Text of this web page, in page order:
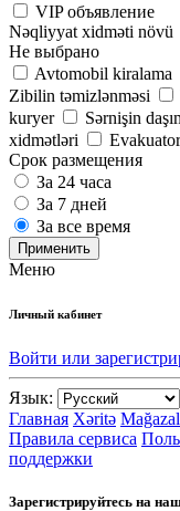
VIP объявление
Nəqliyyat xidməti növü
Не выбрано
Avtomobil kiralama
Zibilin təmizlənməsi
kuryer
Sərnişin
xidmətləri
Срок размещения
За 24 часа
За 7 дней
За все время
Применить
Меню
Личный кабинет
Войти или
Язык:
Главная Xəritə
Правила сервиса
поддержки
Зарегистрируйтесь на